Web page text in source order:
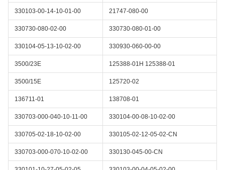
330103-00-14-10-01-00 21747-080-00
330730-080-02-00 330730-080-01-00
330104-05-13-10-02-00 330930-060-00-00
3500/23E 125388-01H 125388-01
3500/15E 125720-02
136711-01 138708-01
330703-000-040-10-11-00 330104-00-08-10-02-00
330705-02-18-10-02-00 330105-02-12-05-02-CN
330703-000-070-10-02-00 330130-045-00-CN